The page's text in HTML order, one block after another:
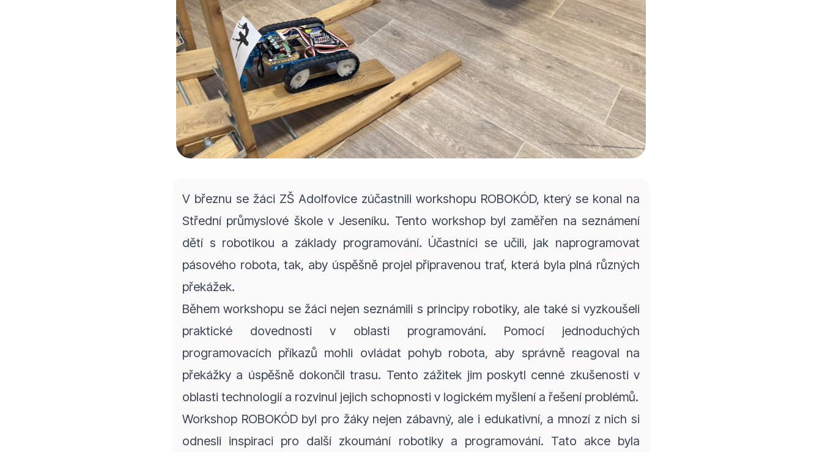
V březnu se žáci ZŠ Adolfovice zúčastnili workshopu ROBOKÓD, který se konal na
Střední průmyslové škole v Jeseníku. Tento workshop byl zaměřen na seznámení
dětí s robotikou a základy programování. Účastníci se učili, jak naprogramovat
pásového robota, tak, aby úspěšně projel připravenou trať, která byla plná různých
překážek.
Během workshopu se žáci nejen seznámili s principy robotiky, ale také si vyzkoušeli
praktické dovednosti v oblasti programování. Pomocí jednoduchých
programovacích příkazů mohli ovládat pohyb robota, aby správně reagoval na
překážky a úspěšně dokončil trasu. Tento zážitek jim poskytl cenné zkušenosti v
oblasti technologií a rozvinul jejich schopnosti v logickém myšlení a řešení problémů.
Workshop ROBOKÓD byl pro žáky nejen zábavný, ale i edukativní, a mnozí z nich si
odnesli inspiraci pro další zkoumání robotiky a programování. Tato akce byla